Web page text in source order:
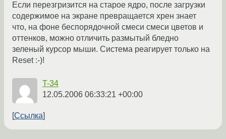
Если перезгризится на старое ядро, после загрузки
содержимое на экране превращается хрен знает
что, на фоне беспорядочной смеси смеси цветов и
оттенков, можно отличить размытый бледно
зеленый курсор мыши. Система реагирует только на
Reset :-)!
T-34
12.05.2006 06:33:21 +00:00
Ссылка